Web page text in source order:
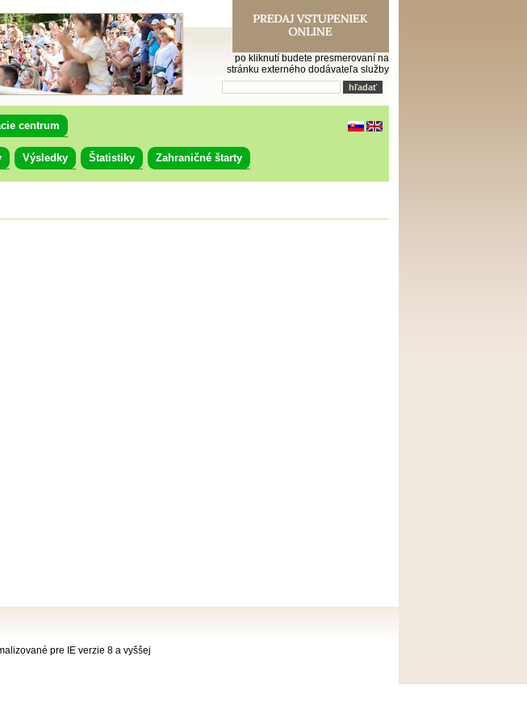
po kliknutí budete presmerovaní na
stránku externého dodávateľa služby
centrum
Výsledky Štatistiky Zahraničné štarty
pre IE verzie 8 a vyššej